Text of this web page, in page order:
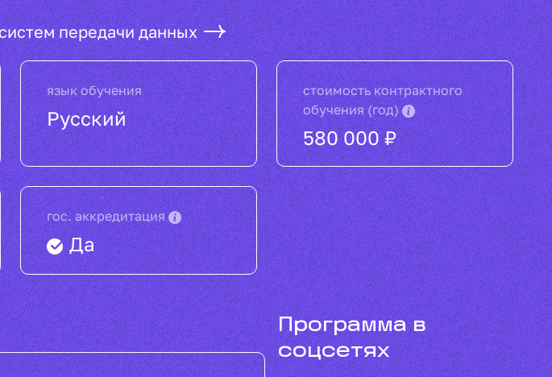
передачи данных
язык обучения
Русский
стоимость контрактного
обучения (год)
580 000 ₽
гос. аккредитация
Да
Программа в
соцсетях